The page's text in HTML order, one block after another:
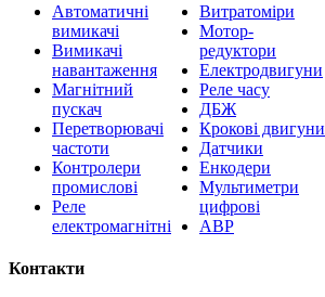
Автоматичні
вимикачі
Вимикачі
навантаження
Магнітний
пускач
Перетворювачі
частоти
Контролери
промислові
Реле
електромагнітні
Витратоміри
Мотор-
редуктори
Електродвигуни
Реле часу
ДБЖ
Крокові двигуни
Датчики
Енкодери
Мультиметри
цифрові
АВР
Контакти